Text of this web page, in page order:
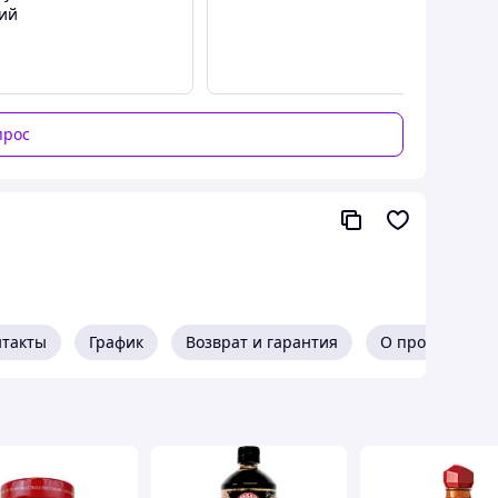
График Возврат и гарантия О продавце